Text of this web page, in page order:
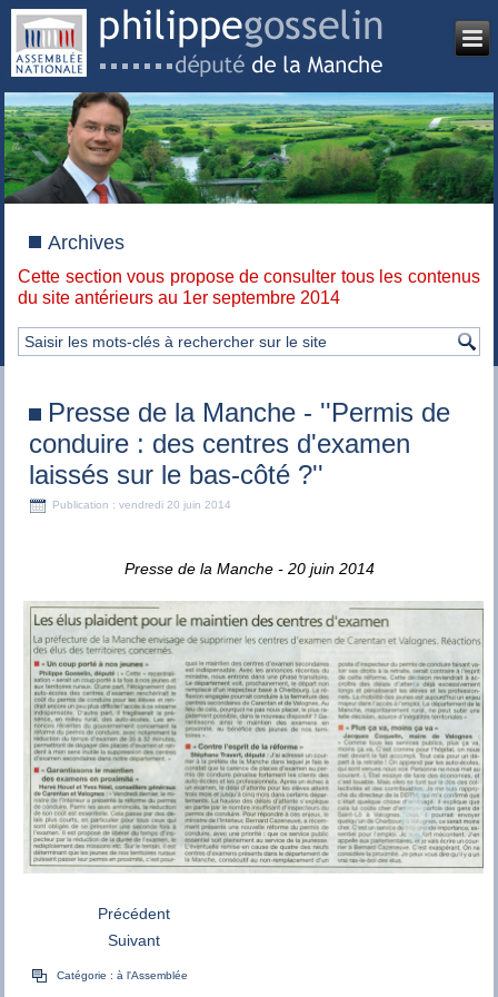
Archives
Cette section vous propose de consulter tous les contenus
du site antérieurs au 1er septembre 2014
Presse de la Manche - ''Permis de
conduire : des centres d'examen
laissés sur le bas-côté ?''
Publication : vendredi 20 juin 2014
Presse de la Manche - 20 juin 2014
Précédent
Suivant
Catégorie :à l'Assemblée